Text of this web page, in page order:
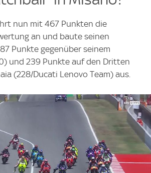
nun mit 467 Punkten die
an und baute seinen
Punkte gegenüber seinem
und 239 Punkte auf den Dritten
(228/Ducati Lenovo Team) aus.